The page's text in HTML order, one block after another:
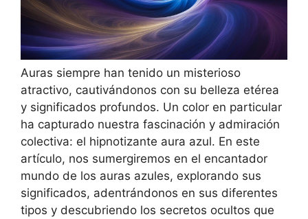
Auras siempre han tenido un misterioso
atractivo, cautivándonos con su belleza etérea
y significados profundos. Un color en particular
ha capturado nuestra fascinación y admiración
colectiva: el hipnotizante aura azul. En este
artículo, nos sumergiremos en el encantador
mundo de los auras azules, explorando sus
significados, adentrándonos en sus diferentes
tipos y descubriendo los secretos ocultos que